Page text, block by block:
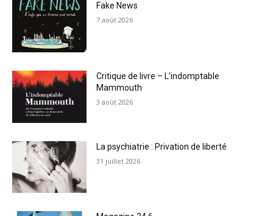
Fake News
7 août 2026
Critique de livre – L’indomptable
Mammouth
3 août 2026
La psychiatrie : Privation de liberté
31 juillet 2026